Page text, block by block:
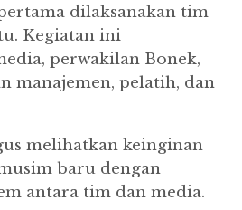
dilaksanakan tim
Kegiatan ini
perwakilan Bonek,
manajemen, pelatih, dan
melihatkan keinginan
baru dengan
antara tim dan media.